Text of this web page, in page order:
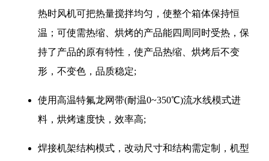
热时风机可把热量搅拌均匀，使整个箱体保持恒
温；可使需热缩、烘烤的产品能四周同时受热，保
持了产品的原有特性，使产品热缩、烘烤后不变
形，不变色，品质稳定;
使用高温特氟龙网带(耐温0~350℃)流水线模式进
料，烘烤速度快，效率高;
焊接机架结构模式，改动尺寸和结构需定制，机型